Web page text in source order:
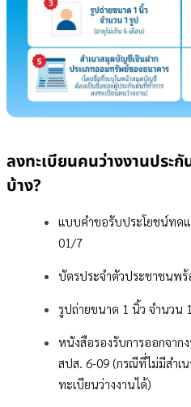
ลงทะเบียนคนว่างงานประกั
บ้าง?
แบบคำขอรับประโยชน์ทด
01/7
บัตรประจำตัวประชาชนพร้
รูปถ่ายขนาด 1 นิ้ว จำนวน
หนังสือรองรับการออกจาก
สปส. 6-09 (กรณีที่ไม่มีสำเ
ทะเบียนว่างงานได้)